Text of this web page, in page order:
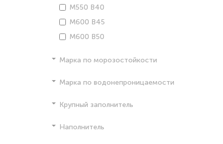
М550 В40
М600 В45
М600 В50
Марка по морозостойкости
Марка по водонепроницаемости
Крупный заполнитель
Наполнитель